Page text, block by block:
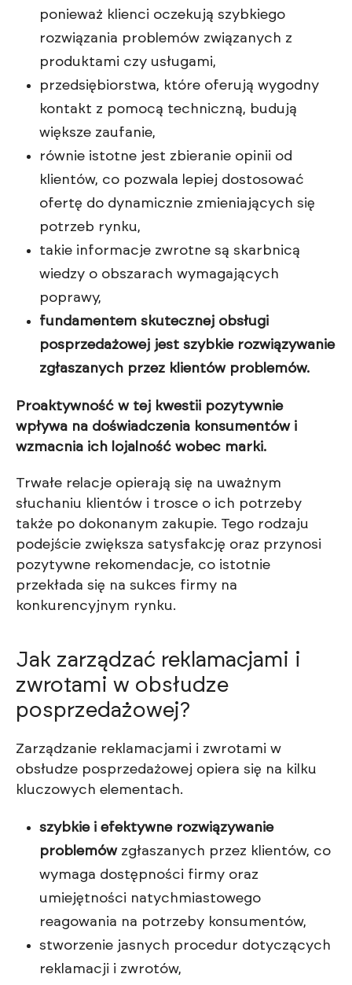
ponieważ klienci oczekują szybkiego
rozwiązania problemów związanych z
produktami czy usługami,
przedsiębiorstwa, które oferują wygodny
kontakt z pomocą techniczną, budują
większe zaufanie,
równie istotne jest zbieranie opinii od
klientów, co pozwala lepiej dostosować
ofertę do dynamicznie zmieniających się
potrzeb rynku,
takie informacje zwrotne są skarbnicą
wiedzy o obszarach wymagających
poprawy,
fundamentem skutecznej obsługi
posprzedażowej jest szybkie rozwiązywanie
zgłaszanych przez klientów problemów.
Proaktywność w tej kwestii pozytywnie
wpływa na doświadczenia konsumentów i
wzmacnia ich lojalność wobec marki.
Trwałe relacje opierają się na uważnym
słuchaniu klientów i trosce o ich potrzeby
także po dokonanym zakupie. Tego rodzaju
podejście zwiększa satysfakcję oraz przynosi
pozytywne rekomendacje, co istotnie
przekłada się na sukces firmy na
konkurencyjnym rynku.
Jak zarządzać reklamacjami i
zwrotami w obsłudze
posprzedażowej?
Zarządzanie reklamacjami i zwrotami w
obsłudze posprzedażowej opiera się na kilku
kluczowych elementach.
szybkie i efektywne rozwiązywanie
problemówzgłaszanych przez klientów, co
wymaga dostępności firmy oraz
umiejętności natychmiastowego
reagowania na potrzeby konsumentów,
stworzenie jasnych procedur dotyczących
reklamacji i zwrotów,